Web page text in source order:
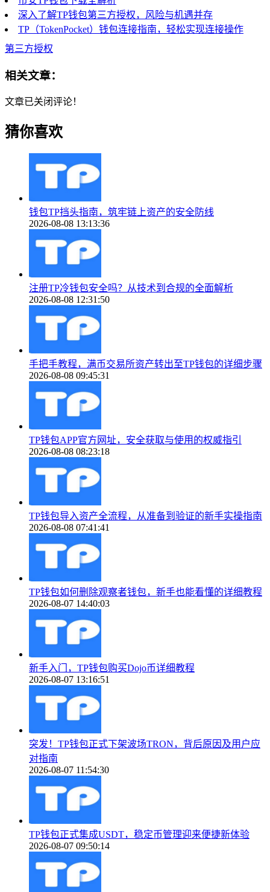
深入了解TP钱包第三方授权，风险与机遇并存
TP（TokenPocket）钱包连接指南，轻松实现连接操作
第三方授权
相关文章：
文章已关闭评论！
猜你喜欢
钱包TP挡头指南，筑牢链上资产的安全防线
2026-08-08 13:13:36
注册TP冷钱包安全吗？从技术到合规的全面解析
2026-08-08 12:31:50
手把手教程，满币交易所资产转出至TP钱包的详细步骤
2026-08-08 09:45:31
TP钱包APP官方网址，安全获取与使用的权威指引
2026-08-08 08:23:18
TP钱包导入资产全流程，从准备到验证的新手实操指南
2026-08-08 07:41:41
TP钱包如何删除观察者钱包，新手也能看懂的详细教程
2026-08-07 14:40:03
新手入门，TP钱包购买Dojo币详细教程
2026-08-07 13:16:51
突发！TP钱包正式下架波场TRON，背后原因及用户应
对指南
2026-08-07 11:54:30
TP钱包正式集成USDT，稳定币管理迎来便捷新体验
2026-08-07 09:50:14